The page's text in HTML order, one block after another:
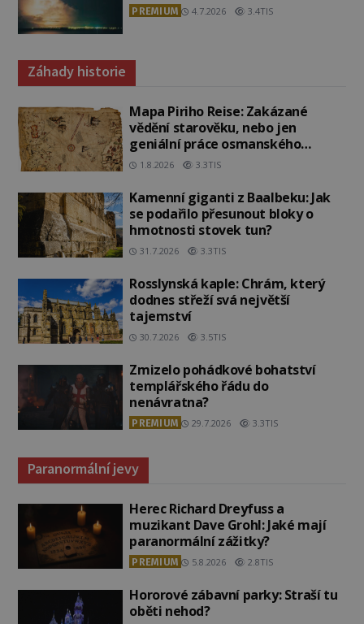
PREMIUM 4.7.2026 3.4TIS
Záhady historie
Mapa Piriho Reise: Zakázané
vědění starověku, nebo jen
geniální práce osmanského
admirála?
1.8.2026 3.3TIS
Kamenní giganti z Baalbeku: Jak
se podařilo přesunout bloky o
hmotnosti stovek tun?
31.7.2026 3.3TIS
Rosslynská kaple: Chrám, který
dodnes střeží svá největší
tajemství
30.7.2026 3.5TIS
Zmizelo pohádkové bohatství
templářského řádu do
nenávratna?
PREMIUM 29.7.2026 3.3TIS
Paranormální jevy
Herec Richard Dreyfuss a
muzikant Dave Grohl: Jaké mají
paranormální zážitky?
PREMIUM 5.8.2026 2.8TIS
Hororové zábavní parky: Straší tu
oběti nehod?